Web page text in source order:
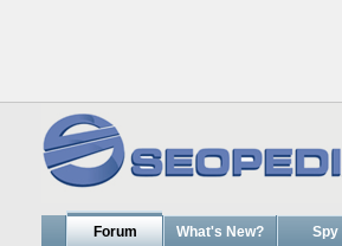
Forum What's New? Spy